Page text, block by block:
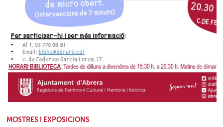
MOSTRES I EXPOSICIONS